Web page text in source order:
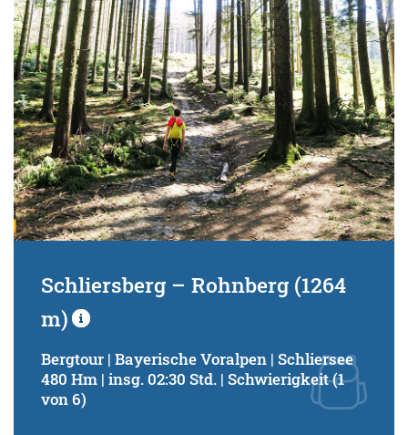
Schliersberg – Rohnberg (1264
m)
Bergtour | Bayerische Voralpen | Schliersee
480 Hm | insg. 02:30 Std. | Schwierigkeit (1
von 6)